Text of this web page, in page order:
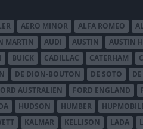
AERO MINOR ALFA ROMEO
MARTIN AUDI AUSTIN AUSTIN
BUICK CADILLAC CATERHAM
DE DION-BOUTON DE SOTO
AUSTRALIEN FORD ENGLAND
HUDSON HUMBER
KALMAR KELLISON LADA